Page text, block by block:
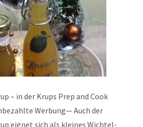
– in der Krups Prep and Cook
Werbung— Auch der
eignet sich als kleines Wichtel-